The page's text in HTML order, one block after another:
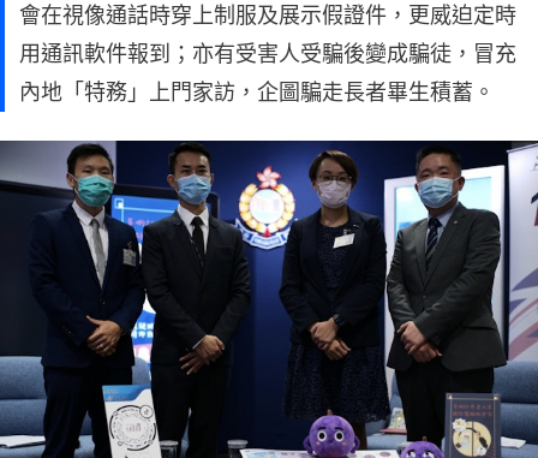
會在視像通話時穿上制服及展示假證件，更威迫定時
用通訊軟件報到；亦有受害人受騙後變成騙徒，冒充
內地「特務」上門家訪，企圖騙走長者畢生積蓄。